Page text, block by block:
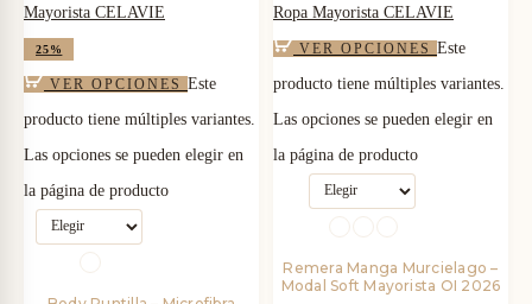
25%
VER OPCIONES Este
producto tiene múltiples variantes.
Las opciones se pueden elegir en
la página de producto
VER OPCIONES Este
producto tiene múltiples variantes.
Las opciones se pueden elegir en
la página de producto
Remera Manga Murcielago –
Modal Soft Mayorista OI 2026